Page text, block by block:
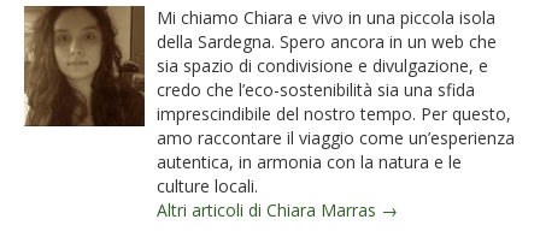
Mi chiamo Chiara e vivo in una piccola isola
della Sardegna. Spero ancora in un web che
sia spazio di condivisione e divulgazione, e
credo che l’eco-sostenibilità sia una sfida
imprescindibile del nostro tempo. Per questo,
amo raccontare il viaggio come un’esperienza
autentica, in armonia con la natura e le
culture locali.
Altri articoli di Chiara Marras →